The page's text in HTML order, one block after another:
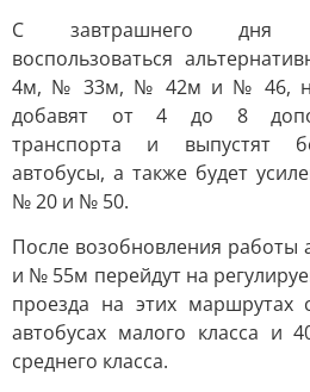
С завтрашнего дня
воспользоваться
4м, № 33м, № 42м и № 46,
добавят от 4 до 8
транспорта и выпустят
автобусы, а также будет
№ 20 и № 50.
После возобновления
и № 55м перейдут на
проезда на этих маршрутах
автобусах малого класса и
среднего класса.